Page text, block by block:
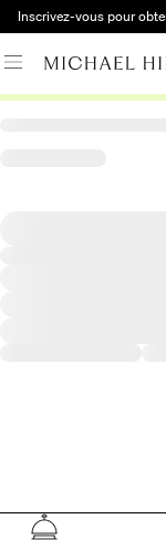
Inscrivez-vous pour